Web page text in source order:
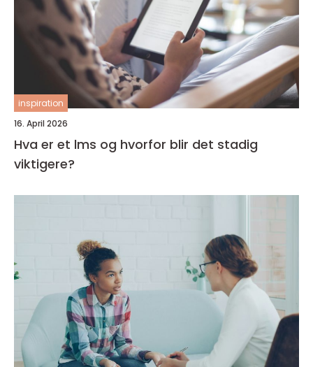
inspiration
16. April 2026
Hva er et lms og hvorfor blir det stadig
viktigere?